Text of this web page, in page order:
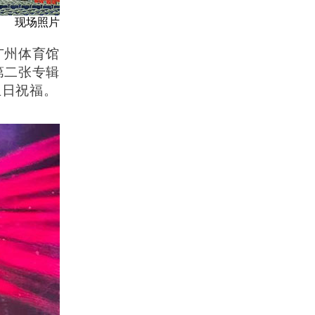
现场照片
州体育馆
二张专辑
祝福。